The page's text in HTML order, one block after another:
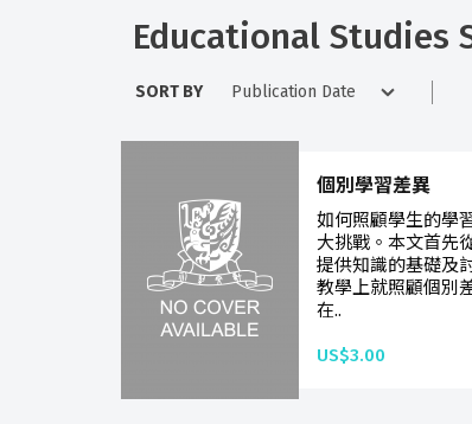
Educational Studies
SORT BY
個別學習差異
如何照顧學生的學
大挑戰。本文首先
提供知識的基礎及
教學上就照顧個別
在..
US$3.00